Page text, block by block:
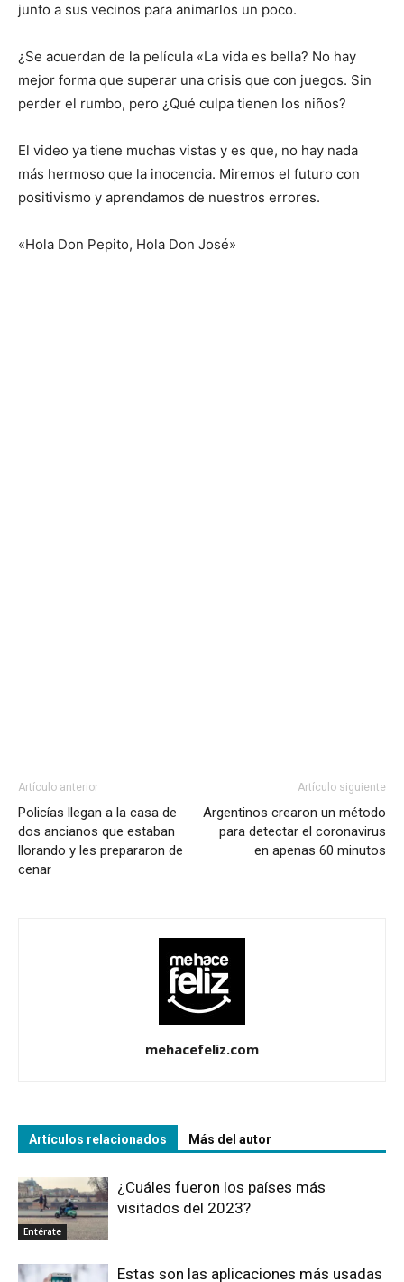
junto a sus vecinos para animarlos un poco.
¿Se acuerdan de la película «La vida es bella? No hay
mejor forma que superar una crisis que con juegos. Sin
perder el rumbo, pero ¿Qué culpa tienen los niños?
El video ya tiene muchas vistas y es que, no hay nada
más hermoso que la inocencia. Miremos el futuro con
positivismo y aprendamos de nuestros errores.
«Hola Don Pepito, Hola Don José»
Artículo anterior
Policías llegan a la casa de
dos ancianos que estaban
llorando y les prepararon de
cenar
Artículo siguiente
Argentinos crearon un método
para detectar el coronavirus
en apenas 60 minutos
mehacefeliz.com
Artículos relacionados Más del autor
Entérate
¿Cuáles fueron los países más
visitados del 2023?
Estas son las aplicaciones más usadas